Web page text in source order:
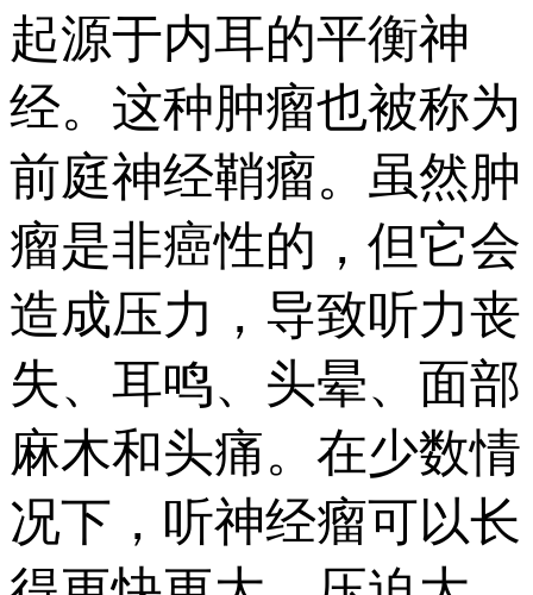
起源于内耳的平衡神
经。这种肿瘤也被称为
前庭神经鞘瘤。虽然肿
瘤是非癌性的，但它会
造成压力，导致听力丧
失、耳鸣、头晕、面部
麻木和头痛。在少数情
况下，听神经瘤可以长